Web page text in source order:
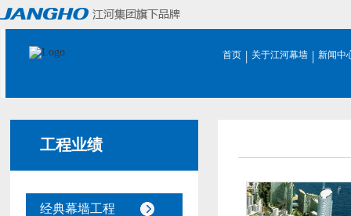
首页 关于江河幕墙 新闻中
工程业绩
经典幕墙工程